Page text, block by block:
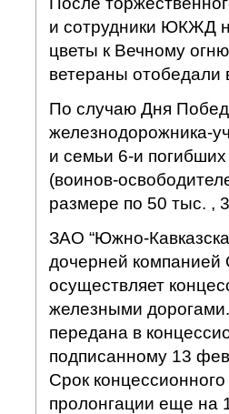
и сотрудники ЮКЖД
цветы к Вечному
ветераны отобедали
По случаю Дня
железнодорожника-
и семьи 6-и
(воинов-
размере по 50 тыс. ,
ЗАО “Южно-
дочерней компанией
осуществляет
железными
передана в
подписанному 13
Срок
пролонгации еще на